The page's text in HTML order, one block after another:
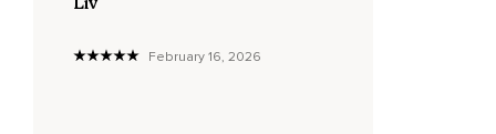
Was dir nicht mehr dienlich ist,
February 16, 2026